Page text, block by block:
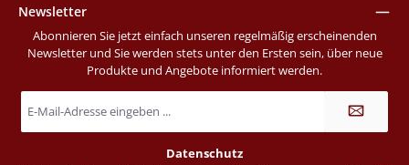
Newsletter
Abonnieren Sie jetzt einfach unseren regelmäßig erscheinenden
Newsletter und Sie werden stets unter den Ersten sein, über neue
Produkte und Angebote informiert werden.
Mail-
Datenschutz